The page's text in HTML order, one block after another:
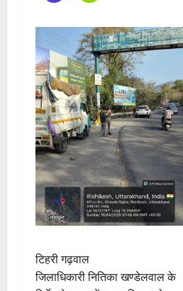
टिहरी गढ़वाल
जिलाधिकारी नितिका खण्डेलवाल के